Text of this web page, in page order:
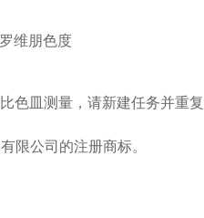
比色皿 测量，请新建任务并重
有限公司的注册商标。